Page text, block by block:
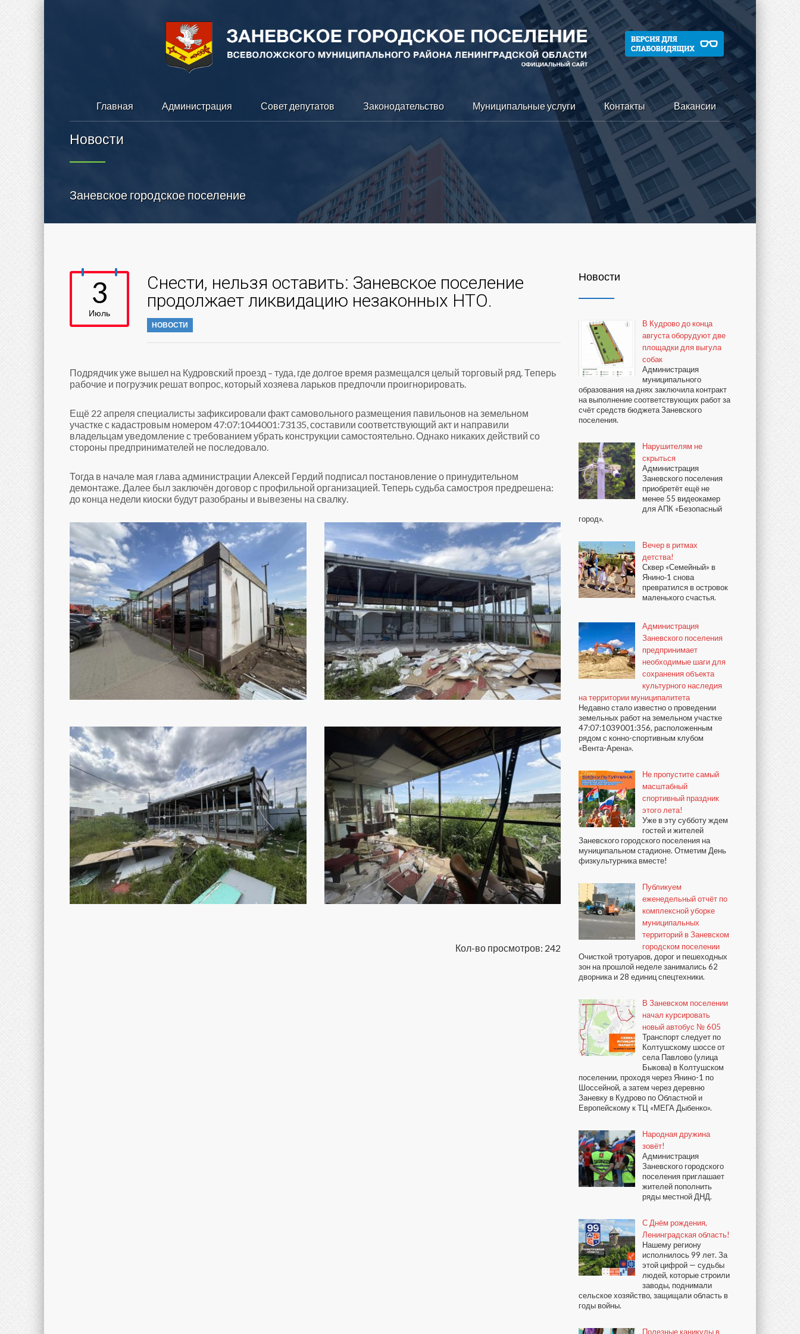
Главная Администрация Совет депутатов Законодательство Муниципальные услуги Контакты Вакансии
Новости
Заневское городское поселение
3
Июль
Снести, нельзя оставить: Заневское поселение
продолжает ликвидацию незаконных НТО.
НОВОСТИ
Подрядчик уже вышел на Кудровский проезд – туда, где долгое время размещался целый торговый ряд. Теперь
рабочие и погрузчик решат вопрос, который хозяева ларьков предпочли проигнорировать.
Ещё 22 апреля специалисты зафиксировали факт самовольного размещения павильонов на земельном
участке с кадастровым номером 47:07:1044001:73135, составили соответствующий акт и направили
владельцам уведомление с требованием убрать конструкции самостоятельно. Однако никаких действий со
стороны предпринимателей не последовало.
Тогда в начале мая глава администрации Алексей Гердий подписал постановление о принудительном
демонтаже. Далее был заключён договор с профильной организацией. Теперь судьба самостроя предрешена:
до конца недели киоски будут разобраны и вывезены на свалку.
Кол-во просмотров: 242
Новости
В Кудрово до конца
августа оборудуют две
площадки для выгула
собак
Администрация
муниципального
образования на днях заключила контракт
на выполнение соответствующих работ за
счёт средств бюджета Заневского
поселения.
Нарушителям не
скрыться
Администрация
Заневского поселения
приобретёт ещё не
менее 55 видеокамер
для АПК «Безопасный
город».
Вечер в ритмах
детства!
Сквер «Семейный» в
Янино‑1 снова
превратился в островок
маленького счастья.
Администрация
Заневского поселения
предпринимает
необходимые шаги для
сохранения объекта
культурного наследия
на территории муниципалитета
Недавно стало известно о проведении
земельных работ на земельном участке
47:07:1039001:356, расположенным
рядом с конно-спортивным клубом
«Вента-Арена».
Не пропустите самый
масштабный
спортивный праздник
этого лета!
Уже в эту субботу ждем
гостей и жителей
Заневского городского поселения на
муниципальном стадионе. Отметим День
физкультурника вместе!
Публикуем
еженедельный отчёт по
комплексной уборке
муниципальных
территорий в Заневском
городском поселении
Очисткой тротуаров, дорог и пешеходных
зон на прошлой неделе занимались 62
дворника и 28 единиц спецтехники.
В Заневском поселении
начал курсировать
новый автобус № 605
Транспорт следует по
Колтушскому шоссе от
села Павлово (улица
Быкова) в Колтушском
поселении, проходя через Янино-1 по
Шоссейной, а затем через деревню
Заневку в Кудрово по Областной и
Европейскому к ТЦ «МЕГА Дыбенко».
Народная дружина
зовёт!
Администрация
Заневского городского
поселения приглашает
жителей пополнить
ряды местной ДНД.
С Днём рождения,
Ленинградская область!
Нашему региону
исполнилось 99 лет. За
этой цифрой — судьбы
людей, которые строили
заводы, поднимали
сельское хозяйство, защищали область в
годы войны.
Полезные каникулы в